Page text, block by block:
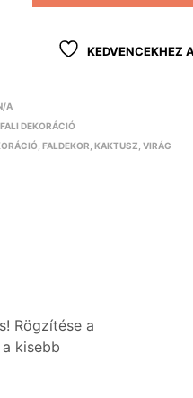
KEDVENCEKHEZ
A
FALI DEKORÁCIÓ
,FALDEKOR ,KAKTUSZ ,VIRÁG
Rögzítése a
kisebb